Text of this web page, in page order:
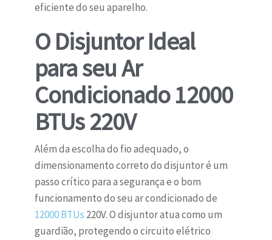
eficiente do seu aparelho.
O Disjuntor Ideal
para seu Ar
Condicionado 12000
BTUs 220V
Além da escolha do fio adequado, o
dimensionamento correto do disjuntor é um
passo crítico para a segurança e o bom
funcionamento do seu ar condicionado de
12000 BTUs 220V. O disjuntor atua como um
guardião, protegendo o circuito elétrico